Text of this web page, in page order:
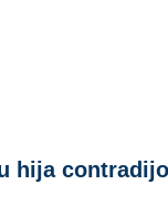
hija